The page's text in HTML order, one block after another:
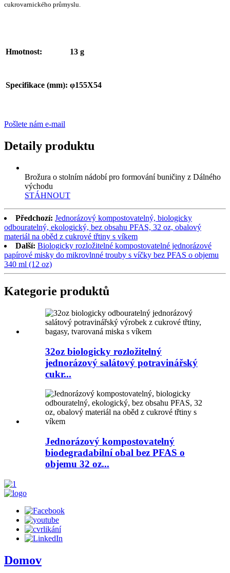
cukrovarnického průmyslu.
Hmotnost: 13 g
Specifikace (mm): φ155X54
Pošlete nám e-mail
Detaily produktu
Brožura o stolním nádobí pro formování buničiny z Dálného
východu
STÁHNOUT
Předchozí: Jednorázový kompostovatelný, biologicky
odbouratelný, ekologický, bez obsahu PFAS, 32 oz, obalový
materiál na oběd z cukrové třtiny s víkem
Další: Biologicky rozložitelné kompostovatelné jednorázové
papírové misky do mikrovlnné trouby s víčky bez PFAS o objemu
340 ml (12 oz)
Kategorie produktů
32oz biologicky rozložitelný
jednorázový salátový potravinářský
cukr...
Jednorázový kompostovatelný
biodegradabilní obal bez PFAS o
objemu 32 oz...
Domov